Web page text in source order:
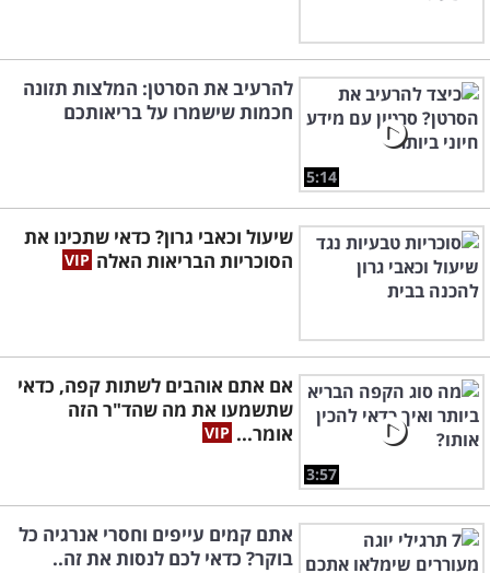
5:14
להרעיב את הסרטן: המלצות תזונה
חכמות שישמרו על בריאותכם
שיעול וכאבי גרון? כדאי שתכינו את
הסוכריות הבריאות האלה
3:57
אם אתם אוהבים לשתות קפה, כדאי
שתשמעו את מה שהד"ר הזה
אומר...
אתם קמים עייפים וחסרי אנרגיה כל
בוקר? כדאי לכם לנסות את זה..